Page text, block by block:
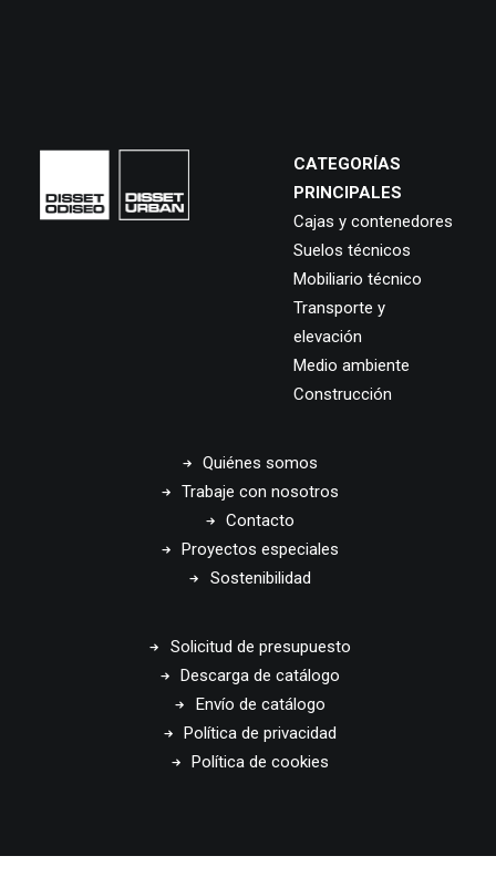
CATEGORÍAS
PRINCIPALES
Cajas y contenedores
Suelos técnicos
Mobiliario técnico
Transporte y
elevación
Medio ambiente
Construcción
Quiénes somos
Trabaje con nosotros
Contacto
Proyectos especiales
Sostenibilidad
Solicitud de presupuesto
Descarga de catálogo
Envío de catálogo
Política de privacidad
Política de cookies